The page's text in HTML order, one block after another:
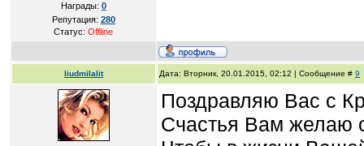
Награды: 0
Репутация: 280
Статус:Offline
liudmilalit Дата: Вторник, 20.01.2015, 02:12 | Сообщение # 9
Поздравляю Вас с
Счастья Вам желаю